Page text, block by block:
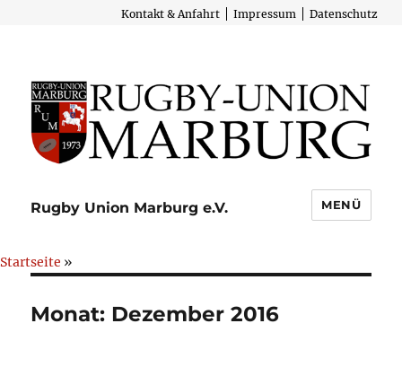
Kontakt & Anfahrt Impressum Datenschutz
Rugby Union Marburg e.V. MENÜ
Startseite »
Monat: Dezember 2016